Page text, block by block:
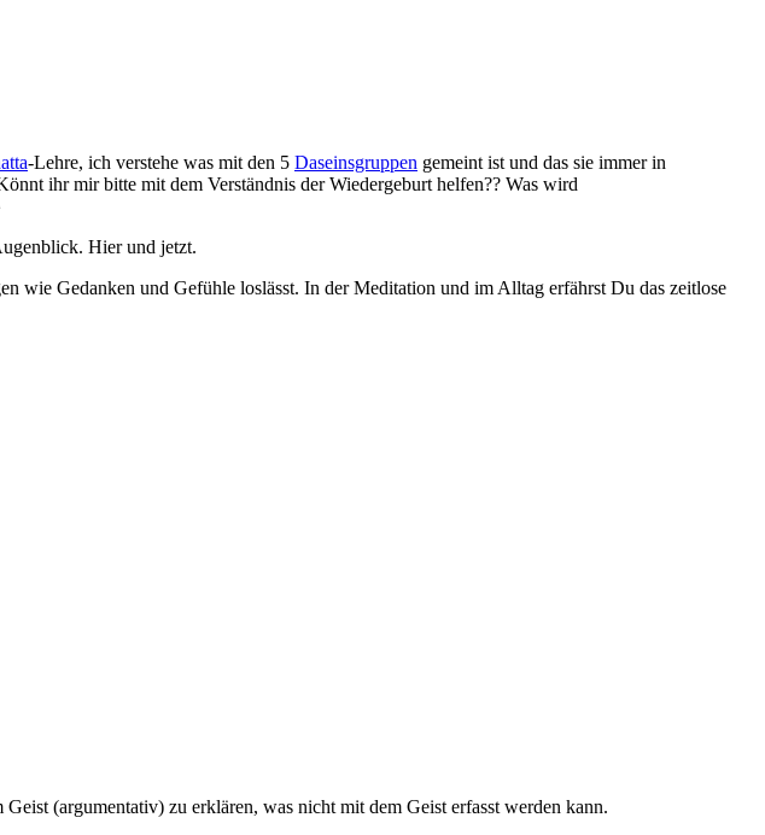
-Lehre, ich verstehe was mit den 5 Daseinsgruppen gemeint ist und das sie immer in
ihr mir bitte mit dem Verständnis der Wiedergeburt helfen?? Was wird
Hier und jetzt.
wie Gedanken und Gefühle loslässt. In der Meditation und im Alltag erfährst Du das zeitlose
(argumentativ) zu erklären, was nicht mit dem Geist erfasst werden kann.